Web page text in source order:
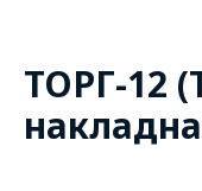
ТОРГ-12